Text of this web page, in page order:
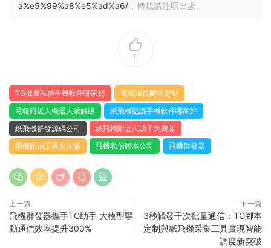
a%e5%99%a8%e5%ad%a6/ ，轉載請注明出處。
0
TG批量私信手機軟件哪家好
電報加群腳本定制
電報附近人機器人破解版
紙飛機協議手機軟件哪家好
紙飛機群發源碼公司
紙飛機附近人助手免費版
飛機私信工具永久版
飛機私信腳本公司 飛機群發器
上一篇
飛機群發器攜手TG助手 大模型驅
動通信效率提升300%
下一篇
3秒觸發千次批量通信：TG腳本
定制與紙飛機采集工具實現智能
調度新突破